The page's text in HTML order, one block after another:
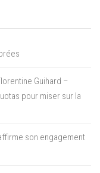
Guihard –
pour miser sur la
son engagement